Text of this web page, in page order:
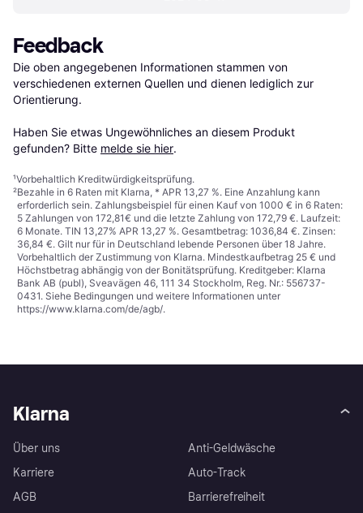
Feedback
Die oben angegebenen Informationen stammen von
verschiedenen externen Quellen und dienen lediglich zur
Orientierung.
Haben Sie etwas Ungewöhnliches an diesem Produkt
gefunden? Bitte melde sie hier.
¹Vorbehaltlich Kreditwürdigkeitsprüfung.
²Bezahle in 6 Raten mit Klarna, * APR 13,27 %. Eine Anzahlung kann
erforderlich sein. Zahlungsbeispiel für einen Kauf von 1000 € in 6 Raten:
5 Zahlungen von 172,81€ und die letzte Zahlung von 172,79 €. Laufzeit:
6 Monate. TIN 13,27% APR 13,27 %. Gesamtbetrag: 1036,84 €. Zinsen:
36,84 €. Gilt nur für in Deutschland lebende Personen über 18 Jahre.
Vorbehaltlich der Zustimmung von Klarna. Mindestkaufbetrag 25 € und
Höchstbetrag abhängig von der Bonitätsprüfung. Kreditgeber: Klarna
Bank AB (publ), Sveavägen 46, 111 34 Stockholm, Reg. Nr.: 556737-
0431. Siehe Bedingungen und weitere Informationen unter
https://www.klarna.com/de/agb/.
Klarna
Über uns
Karriere
AGB
Anti-Geldwäsche
Auto-Track
Barrierefreiheit